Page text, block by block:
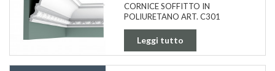
CORNICE SOFFITTO IN
POLIURETANO ART. C301
Leggi tutto